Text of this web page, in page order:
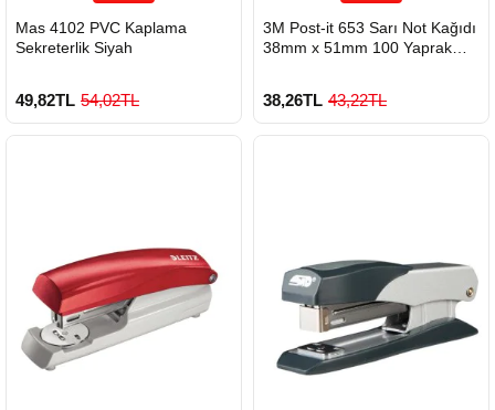
Mas 4102 PVC Kaplama
Sekreterlik Siyah
49,82TL 54,02TL
3M Post-it 653 Sarı Not Kağıdı
38mm x 51mm 100 Yaprak
38,26TL 43,22TL